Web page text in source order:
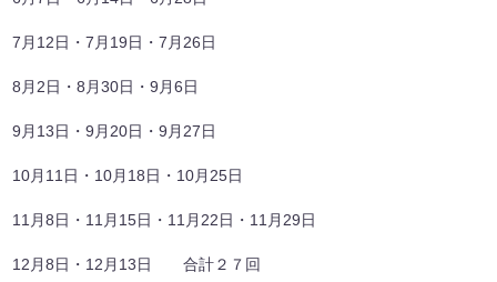
7月12日・7月19日・7月26日
8月2日・8月30日・9月6日
9月13日・9月20日・9月27日
10月11日・10月18日・10月25日
11月8日・11月15日・11月22日・11月29日
12月8日・12月13日 合計２７回